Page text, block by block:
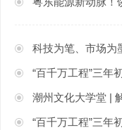
科技为笔、市场
​“百千万工程”三年初
潮州文化大学堂 |
“百千万工程”三年